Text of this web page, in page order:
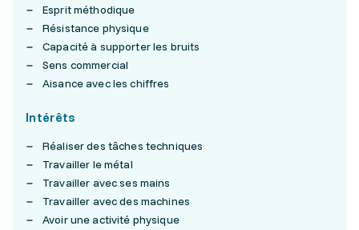
Esprit méthodique
Résistance physique
Capacité à supporter les bruits
Sens commercial
Aisance avec les chiffres
Intérêts
Réaliser des tâches techniques
Travailler le métal
Travailler avec ses mains
Travailler avec des machines
Avoir une activité physique